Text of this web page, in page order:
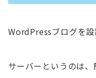
WordPressブログを
サーバーというのは